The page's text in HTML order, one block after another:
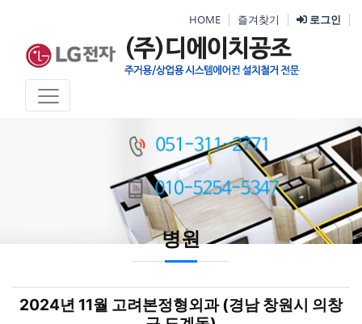
HOME 즐겨찾기 로그인
병원
2024년 11월 고려본정형외과 (경남 창원시 의창